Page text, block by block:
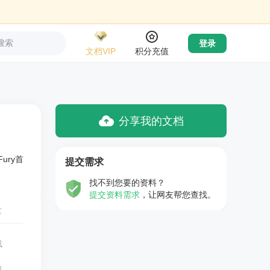
索
文档VIP
积分充值
登录
首
分享我的文档
提交需求
找不到您要的资料？
提交资料需求 ，让网友帮您查找。